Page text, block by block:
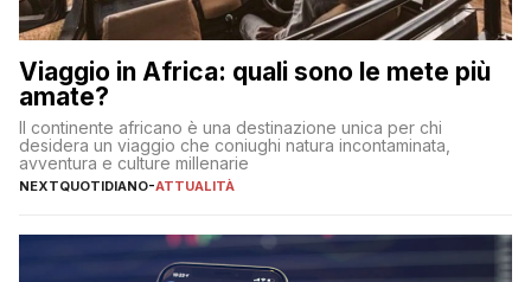
Viaggio in Africa: quali sono le mete più
amate?
Il continente africano è una destinazione unica per chi
desidera un viaggio che coniughi natura incontaminata,
avventura e culture millenarie
NEXTQUOTIDIANO-ATTUALITÀ